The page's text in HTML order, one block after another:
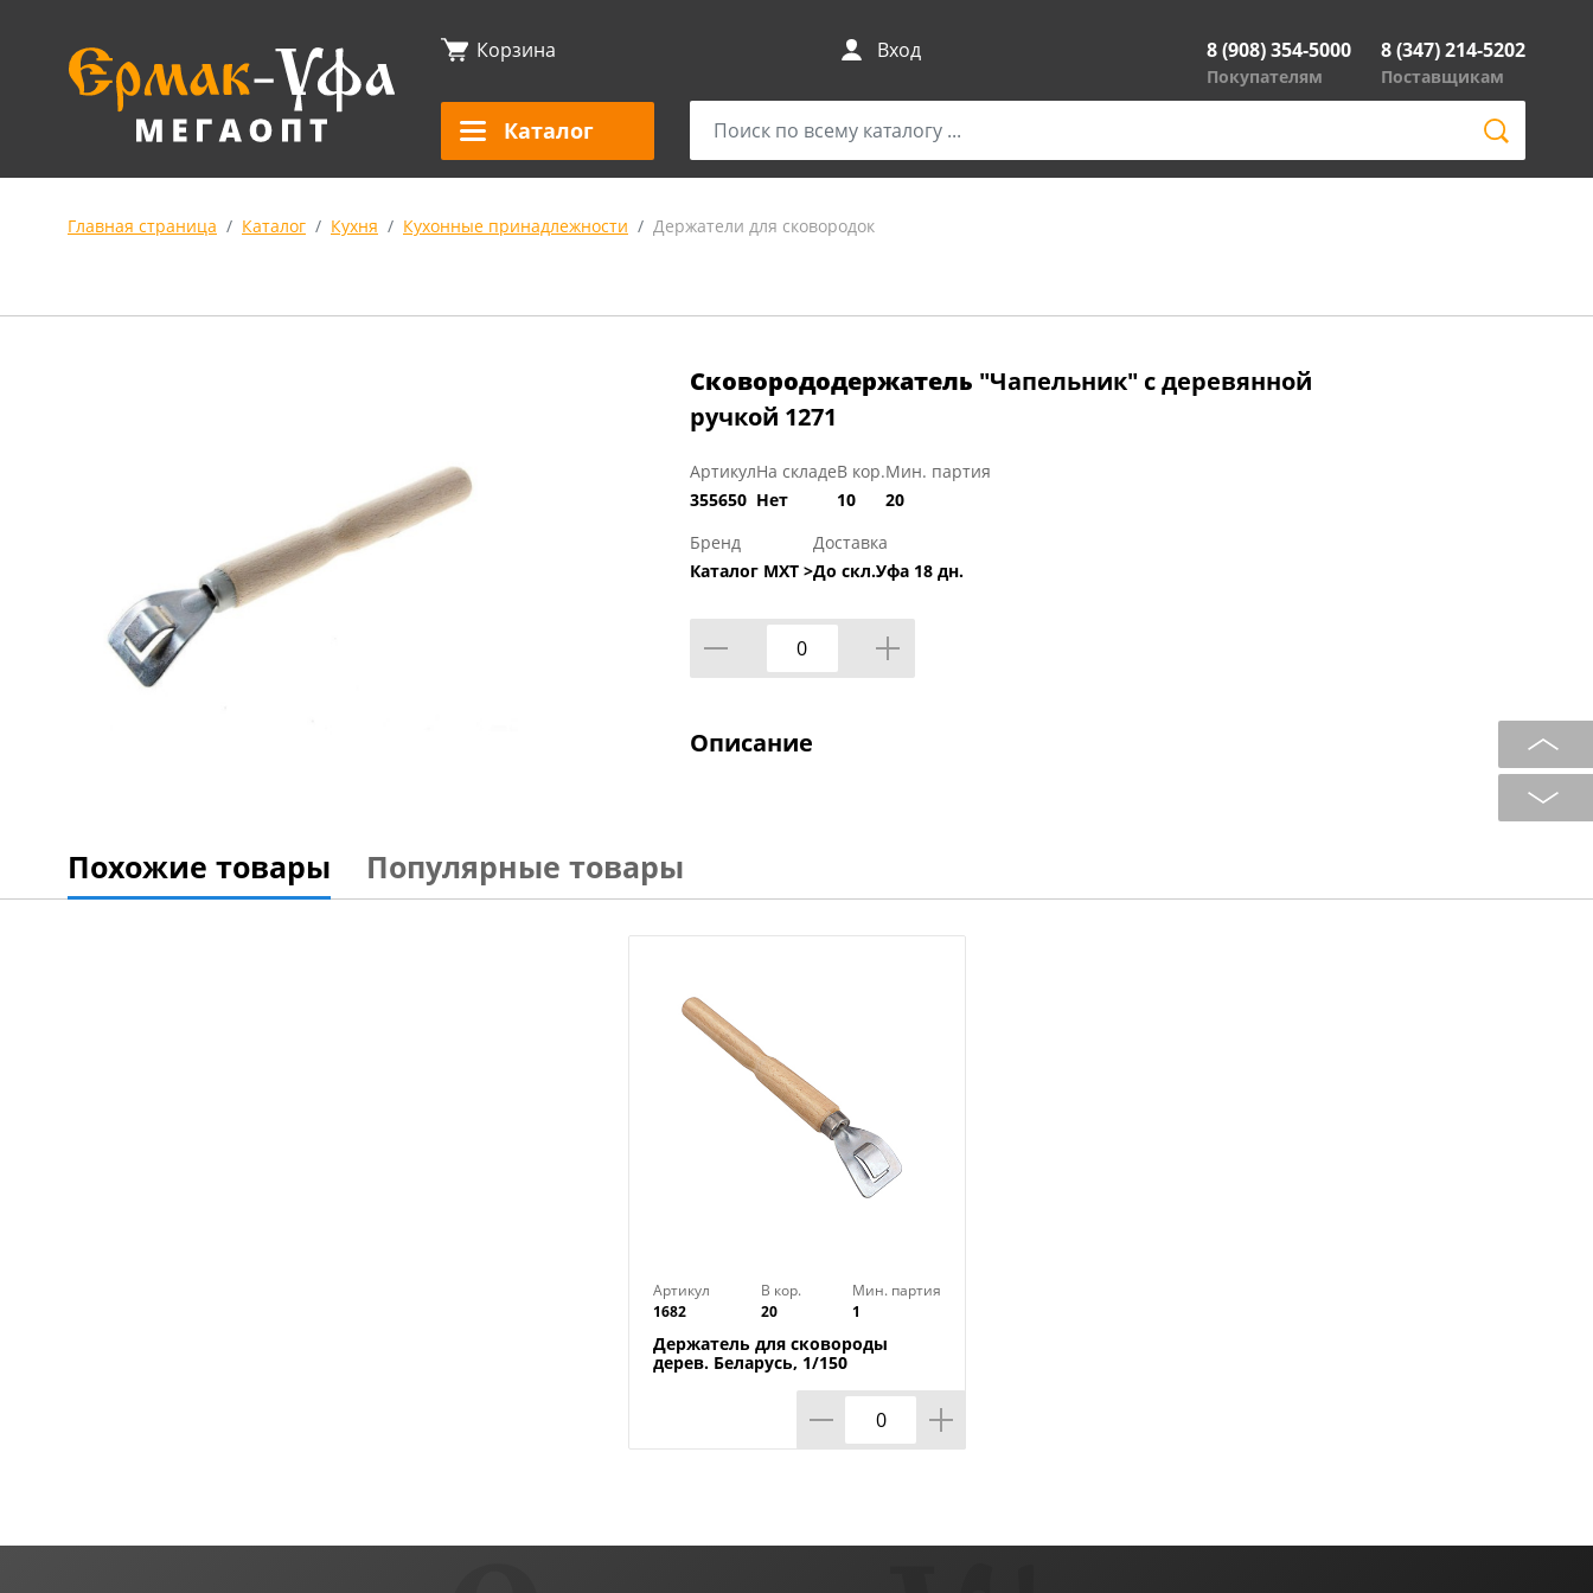
Корзина Вход 8 (908) 354-5000
Покупателям
8 (347) 214-5202
Поставщикам
Каталог
Главная страница Каталог Кухня Кухонные принадлежности Держатели для сковородок
Сковорододержатель "Чапельник" с деревянной
ручкой 1271
Артикул
355650
На складе
Нет
В кор.
10
Мин. партия
20
Бренд
Каталог МХТ >
Доставка
До скл.Уфа 18 дн.
Описание
Похожие товары Популярные товары
Артикул
1682
В кор.
20
Мин. партия
1
Держатель для сковороды
дерев. Беларусь, 1/150